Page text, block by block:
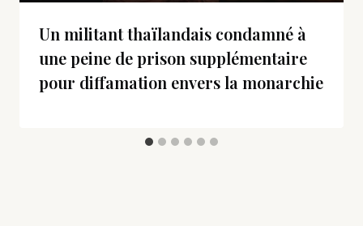
Un militant thaïlandais condamné à
une peine de prison supplémentaire
pour diffamation envers la monarchie